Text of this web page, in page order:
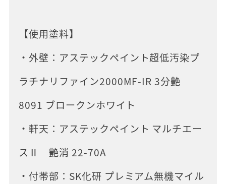
【使用塗料】
・外壁：アステックペイント超低汚染プ
ラチナリファイン2000MF-IR 3分艶
8091 ブロークンホワイト
・軒天：アステックペイント マルチエー
スⅡ 艶消 22-70A
・付帯部：SK化研 プレミアム無機マイル